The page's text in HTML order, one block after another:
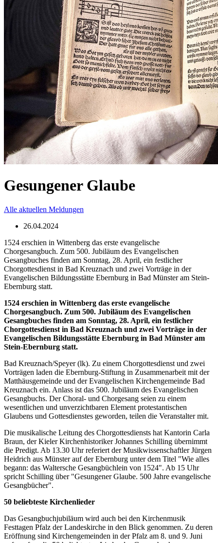
Gesungener Glaube
Alle aktuellen Meldungen
26.04.2024
1524 erschien in Wittenberg das erste evangelische
Chorgesangbuch. Zum 500. Jubiläum des Evangelischen
Gesangbuches finden am Sonntag, 28. April, ein festlicher
Chorgottesdienst in Bad Kreuznach und zwei Vorträge in der
Evangelischen Bildungsstätte Ebernburg in Bad Münster am Stein-
Ebernburg statt.
1524 erschien in Wittenberg das erste evangelische
Chorgesangbuch. Zum 500. Jubiläum des Evangelischen
Gesangbuches finden am Sonntag, 28. April, ein festlicher
Chorgottesdienst in Bad Kreuznach und zwei Vorträge in der
Evangelischen Bildungsstätte Ebernburg in Bad Münster am
Stein-Ebernburg statt.
Bad Kreuznach/Speyer (lk). Zu einem Chorgottesdienst und zwei
Vorträgen laden die Ebernburg-Stiftung in Zusammenarbeit mit der
Matthäusgemeinde und der Evangelischen Kirchengemeinde Bad
Kreuznach ein. Anlass ist das 500. Jubiläum des Evangelischen
Gesangbuchs. Der Choral- und Chorgesang seien zu einem
wesentlichen und unverzichtbaren Element protestantischen
Glaubens und Gottesdienstes geworden, teilen die Veranstalter mit.
Die musikalische Leitung des Chorgottesdiensts hat Kantorin Carla
Braun, der Kieler Kirchenhistoriker Johannes Schilling übernimmt
die Predigt. Ab 13.30 Uhr referiert der Musikwissenschaftler Jürgen
Heidrich aus Münster auf der Ebernburg unter dem Titel "Wie alles
begann: das Waltersche Gesangbüchlein von 1524". Ab 15 Uhr
spricht Schilling über "Gesungener Glaube. 500 Jahre evangelische
Gesangbücher".
50 beliebteste Kirchenlieder
Das Gesangbuchjubiläum wird auch bei den Kirchenmusik
Festtagen Pfalz der Landeskirche in den Blick genommen. Zu deren
Eröffnung sind Kirchengemeinden in der Pfalz am 8. und 9. Juni